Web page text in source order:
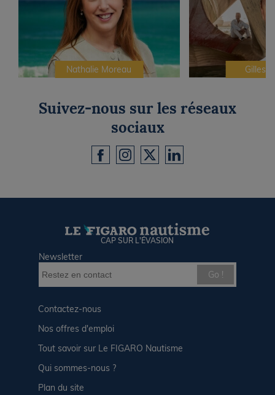
Nathalie Moreau Gilles
Suivez-nous sur les réseaux
sociaux
CAP SUR L'ÉVASION
Newsletter
Go !
Contactez-nous
Nos offres d'emploi
Tout savoir sur Le FIGARO Nautisme
Qui sommes-nous ?
Plan du site